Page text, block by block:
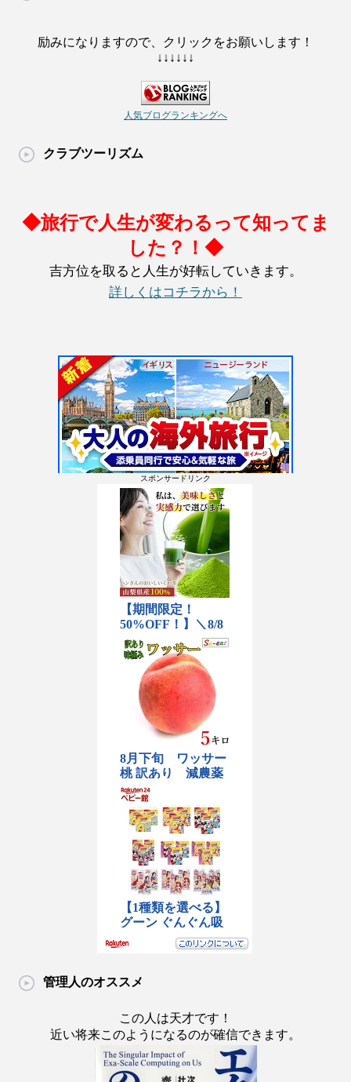
励みになりますので、クリックをお願いします！
↓↓↓↓↓↓
人気ブログランキングへ
クラブツーリズム
◆旅行で人生が変わるって知ってま
した？！◆
吉方位を取ると人生が好転していきます。
詳しくはコチラから！
スポンサードリンク
管理人のオススメ
この人は天才です！
近い将来このようになるのが確信できます。